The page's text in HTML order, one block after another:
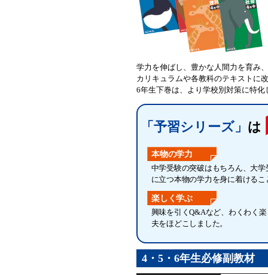
学力を伸ばし、豊かな人間力を育み
カリキュラムや各教科のテキストに
6年生下巻は、より学校別対策に特
「予習シリーズ」 は
本物の学力
中学受験の突破はもちろん、大
に立つ本物の学力を身に着ける
楽しく学ぶ
興味を引くQ&Aなど、わくわく
夫をほどこしました。
4・5・6年生必修副教材